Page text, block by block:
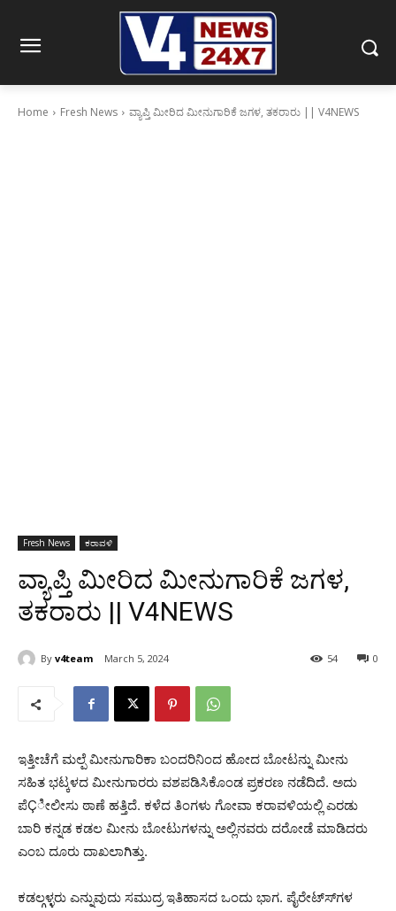
Home Fresh News ವ್ಯಾಪ್ತಿ ಮೀರಿದ ಮೀನುಗಾರಿಕೆ ಜಗಳ, ತಕರಾರು || V4NEWS
Fresh News ಕರಾವಳಿ
ವ್ಯಾಪ್ತಿ ಮೀರಿದ ಮೀನುಗಾರಿಕೆ ಜಗಳ,
ತಕರಾರು || V4NEWS
By v4team March 5, 2024 0
54
ಇತ್ತೀಚೆಗೆ ಮಲ್ಪೆ ಮೀನುಗಾರಿಕಾ ಬಂದರಿನಿಂದ ಹೋದ ಬೋಟನ್ನು ಮೀನು
ಸಹಿತ ಭಟ್ಕಳದ ಮೀನುಗಾರರು ವಶಪಡಿಸಿಕೊಂಡ ಪ್ರಕರಣ ನಡೆದಿದೆ. ಅದು
ಪೆÇೀಲೀಸು ಠಾಣೆ ಹತ್ತಿದೆ. ಕಳೆದ ತಿಂಗಳು ಗೋವಾ ಕರಾವಳಿಯಲ್ಲಿ ಎರಡು
ಬಾರಿ ಕನ್ನಡ ಕಡಲ ಮೀನು ಬೋಟುಗಳನ್ನು ಅಲ್ಲಿನವರು ದರೋಡೆ ಮಾಡಿದರು
ಎಂಬ ದೂರು ದಾಖಲಾಗಿತ್ತು.
ಕಡಲ್ಗಳ್ಳರು ಎನ್ನುವುದು ಸಮುದ್ರ ಇತಿಹಾಸದ ಒಂದು ಭಾಗ. ಪೈರೇಟ್ಸ್‍ಗಳ